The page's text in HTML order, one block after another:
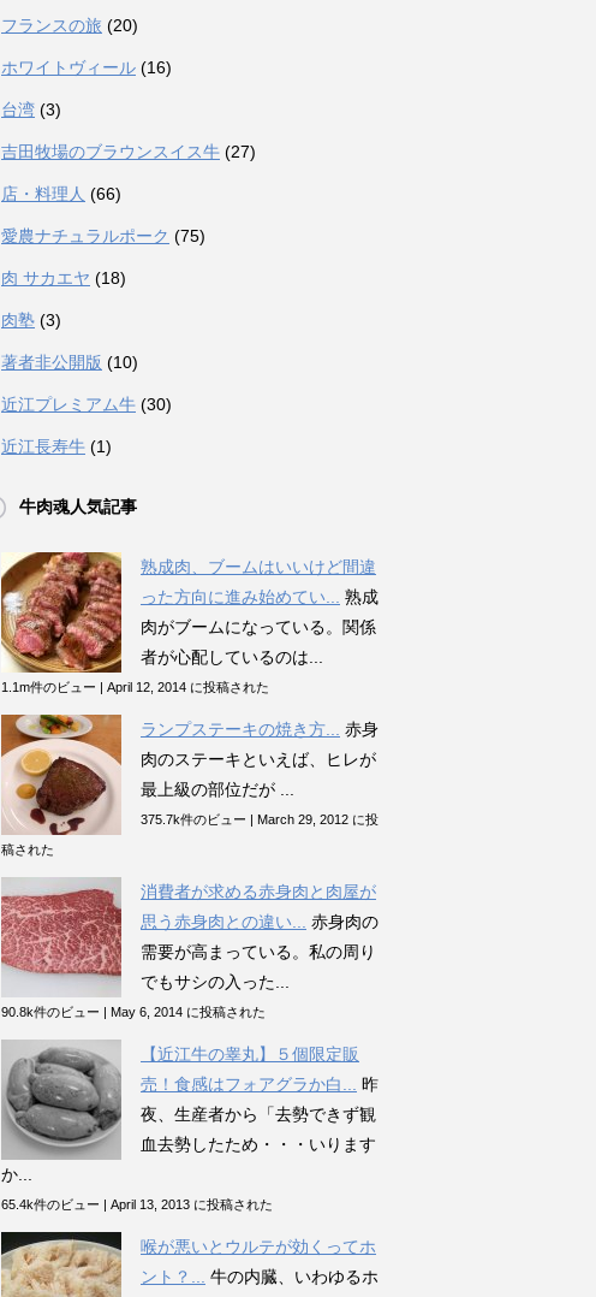
フランスの旅 (20)
ホワイトヴィール (16)
台湾 (3)
吉田牧場のブラウンスイス牛 (27)
店・料理人 (66)
愛農ナチュラルポーク (75)
肉 サカエヤ (18)
肉塾 (3)
著者非公開版 (10)
近江プレミアム牛 (30)
近江長寿牛 (1)
牛肉魂人気記事
熟成肉、ブームはいいけど間違
った方向に進み始めてい...
熟成
肉がブームになっている。関係
者が心配しているのは...
1.1m件のビュー | April 12, 2014 に投稿された
ランプステーキの焼き方...
赤身
肉のステーキといえば、ヒレが
最上級の部位だが ...
375.7k件のビュー | March 29, 2012 に投
稿された
消費者が求める赤身肉と肉屋が
思う赤身肉との違い...
赤身肉の
需要が高まっている。私の周り
でもサシの入った...
90.8k件のビュー | May 6, 2014 に投稿された
【近江牛の睾丸】５個限定販
売！食感はフォアグラか白...
昨
夜、生産者から「去勢できず観
血去勢したため・・・いります
か...
65.4k件のビュー | April 13, 2013 に投稿された
喉が悪いとウルテが効くってホ
ント？...
牛の内臓、いわゆるホ